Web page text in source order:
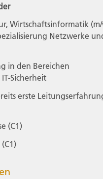
Wirtschaftsinformatik
Netzwerke
in den Bereichen
Sicherheit
erste
(C1)